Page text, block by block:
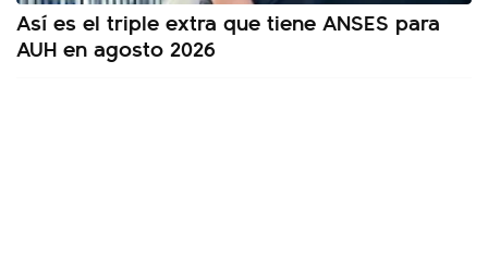
Así es el triple extra que tiene ANSES para
AUH en agosto 2026